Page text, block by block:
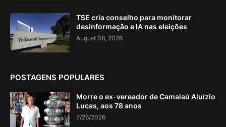
TSE cria conselho para monitorar
desinformação e IA nas eleições
August 08, 2026
POSTAGENS POPULARES
Morre o ex-vereador de Camalaú Aluízio
Lucas, aos 78 anos
7/26/2026